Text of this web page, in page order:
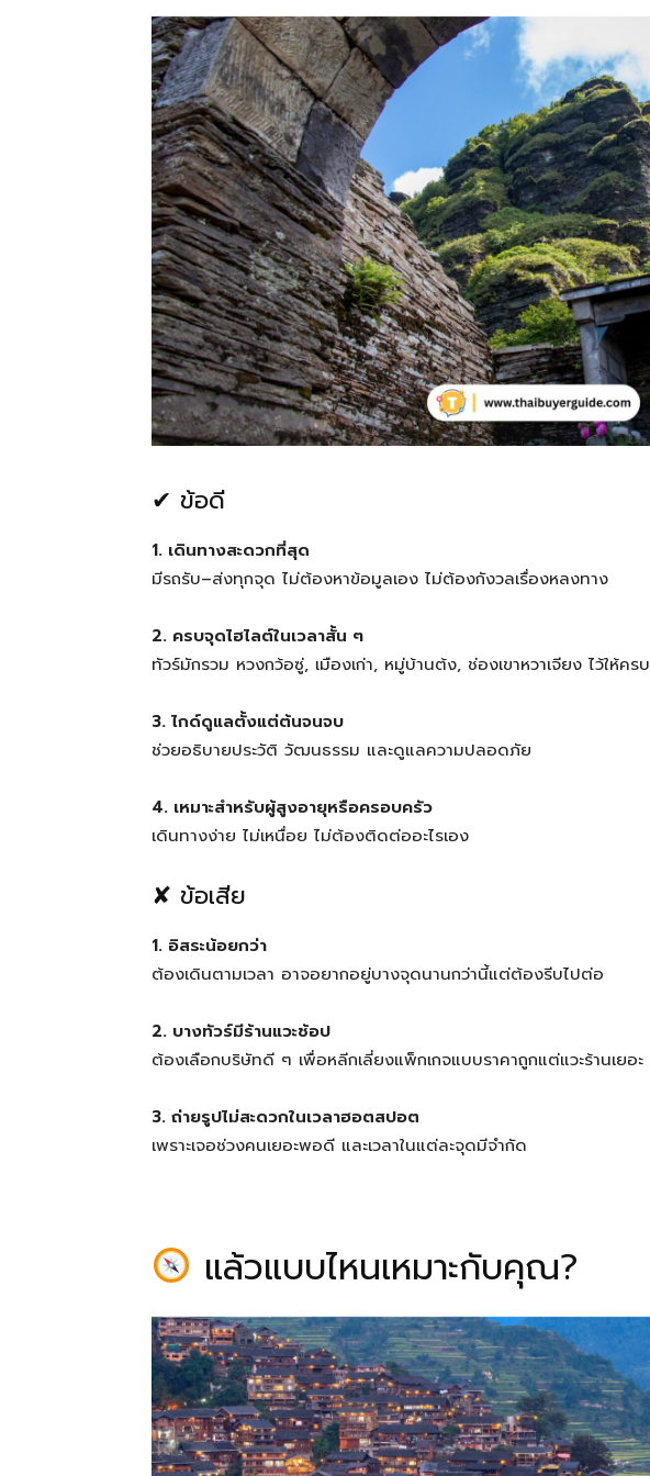
✔ ข้อดี
1. เดินทางสะดวกที่สุด
มีรถรับ–ส่งทุกจุด ไม่ต้องหาข้อมูลเอง ไม่ต้องกังวลเรื่องหลงทาง
2. ครบจุดไฮไลต์ในเวลาสั้น ๆ
ทัวร์มักรวม หวงกว้อซู่, เมืองเก่า, หมู่บ้านต้ง, ช่องเขาหวาเจียง ไว้ให้ครบ
3. ไกด์ดูแลตั้งแต่ต้นจนจบ
ช่วยอธิบายประวัติ วัฒนธรรม และดูแลความปลอดภัย
4. เหมาะสำหรับผู้สูงอายุหรือครอบครัว
เดินทางง่าย ไม่เหนื่อย ไม่ต้องติดต่ออะไรเอง
✘ ข้อเสีย
1. อิสระน้อยกว่า
ต้องเดินตามเวลา อาจอยากอยู่บางจุดนานกว่านี้แต่ต้องรีบไปต่อ
2. บางทัวร์มีร้านแวะช้อป
ต้องเลือกบริษัทดี ๆ เพื่อหลีกเลี่ยงแพ็กเกจแบบราคาถูกแต่แวะร้านเยอะ
3. ถ่ายรูปไม่สะดวกในเวลาฮอตสปอต
เพราะเจอช่วงคนเยอะพอดี และเวลาในแต่ละจุดมีจำกัด
แล้วแบบไหนเหมาะกับคุณ?